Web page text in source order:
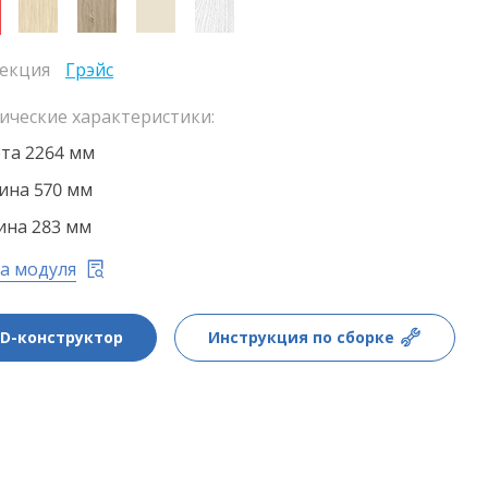
Грэйс
характеристики:
2264 мм
570 мм
283 мм
модуля
конструктор Инструкция по сборке